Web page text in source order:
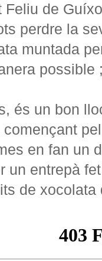
Feliu de
perdre la
muntada
possible
és un bon
en fan un
un entrepà
de